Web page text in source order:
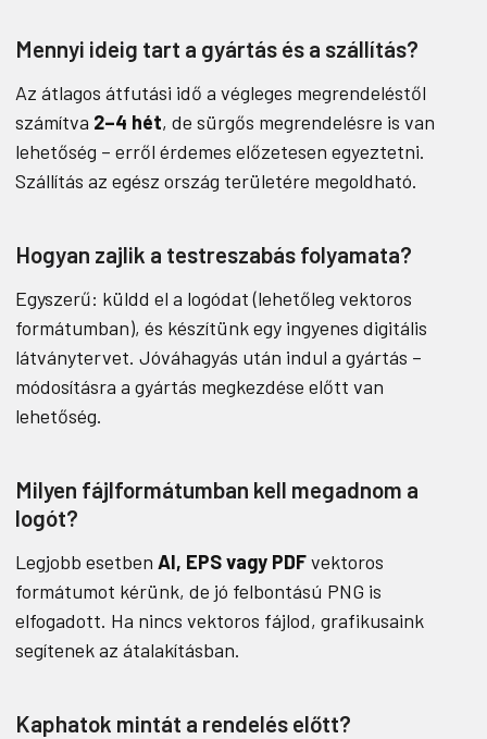
Mennyi ideig tart a gyártás és a szállítás?
Az átlagos átfutási idő a végleges megrendeléstől
számítva 2–4 hét, de sürgős megrendelésre is van
lehetőség – erről érdemes előzetesen egyeztetni.
Szállítás az egész ország területére megoldható.
Hogyan zajlik a testreszabás folyamata?
Egyszerű: küldd el a logódat (lehetőleg vektoros
formátumban), és készítünk egy ingyenes digitális
látványtervet. Jóváhagyás után indul a gyártás –
módosításra a gyártás megkezdése előtt van
lehetőség.
Milyen fájlformátumban kell megadnom a
logót?
Legjobb esetben AI, EPS vagy PDFvektoros
formátumot kérünk, de jó felbontású PNG is
elfogadott. Ha nincs vektoros fájlod, grafikusaink
segítenek az átalakításban.
Kaphatok mintát a rendelés előtt?